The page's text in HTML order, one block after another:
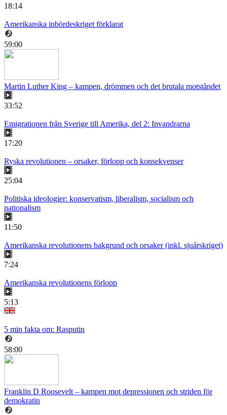
18:14
Amerikanska inbördeskriget förklarat
59:00
Martin Luther King – kampen, drömmen och det brutala motståndet
33:52
Emigrationen från Sverige till Amerika, del 2: Invandrarna
17:20
Ryska revolutionen – orsaker, förlopp och konsekvenser
25:04
Politiska ideologier: konservatism, liberalism, socialism och
nationalism
11:50
Amerikanska revolutionens bakgrund och orsaker (inkl. sjuårskriget)
7:24
Amerikanska revolutionens förlopp
5:13
5 min fakta om: Rasputin
58:00
Franklin D Roosevelt – kampen mot depressionen och striden för
demokratin